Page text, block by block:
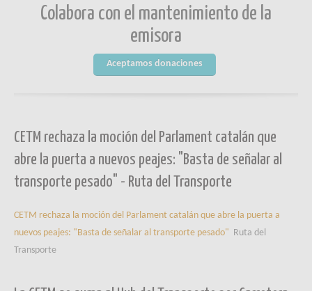
Colabora con el mantenimiento de la
emisora
Aceptamos donaciones
CETM rechaza la moción del Parlament catalán que
abre la puerta a nuevos peajes: "Basta de señalar al
transporte pesado" - Ruta del Transporte
CETM rechaza la moción del Parlament catalán que abre la puerta a
nuevos peajes: "Basta de señalar al transporte pesado" Ruta del
Transporte